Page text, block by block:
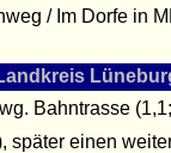
/ Im Dorfe in
Bahntrasse (1,1;
später einen